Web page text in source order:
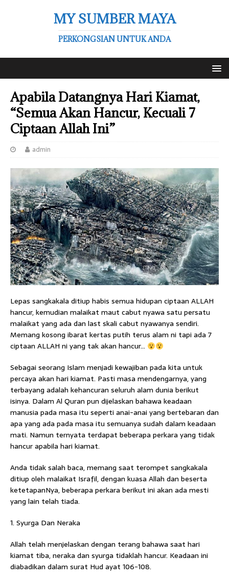
MY SUMBER MAYA
PERKONGSIAN UNTUK ANDA
Apabila Datangnya Hari Kiamat,
“Semua Akan Hancur, Kecuali 7
Ciptaan Allah Ini”
admin
Lepas sangkakala ditiup habis semua hidupan ciptaan ALLAH
hancur, kemudian malaikat maut cabut nyawa satu persatu
malaikat yang ada dan last skali cabut nyawanya sendiri.
Memang kosong ibarat kertas putih terus alam ni tapi ada 7
ciptaan ALLAH ni yang tak akan hancur…
Sebagai seorang Islam menjadi kewajiban pada kita untuk
percaya akan hari kiamat. Pasti masa mendengarnya, yang
terbayang adalah kehancuran seluruh alam dunia berikut
isinya. Dalam Al Quran pun dijelaskan bahawa keadaan
manusia pada masa itu seperti anai-anai yang bertebaran dan
apa yang ada pada masa itu semuanya sudah dalam keadaan
mati. Namun ternyata terdapat beberapa perkara yang tidak
hancur apabila hari kiamat.
Anda tidak salah baca, memang saat terompet sangkakala
ditiup oleh malaikat Israfil, dengan kuasa Allah dan beserta
ketetapanNya, beberapa perkara berikut ini akan ada mesti
yang lain telah tiada.
1. Syurga Dan Neraka
Allah telah menjelaskan dengan terang bahawa saat hari
kiamat tiba, neraka dan syurga tidaklah hancur. Keadaan ini
diabadikan dalam surat Hud ayat 106-108.